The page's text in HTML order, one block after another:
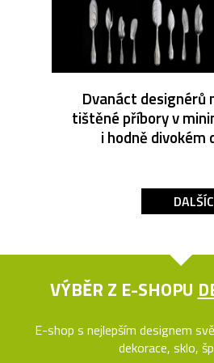
Dvanáct designérů
tištěné příbory v
i hodně divokém
VÝBĚR Z E-SHOPU
E-shop s nejlepším designem
dekorace, sklo,